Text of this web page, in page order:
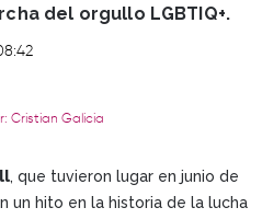
del orgullo LGBTIQ+.
Cristian Galicia
, que tuvieron lugar en junio de
un hito en la historia de la lucha